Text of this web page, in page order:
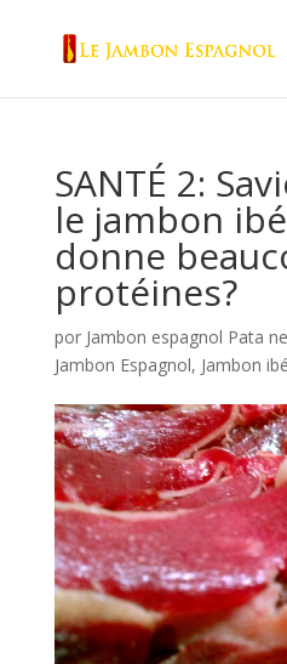
SANTÉ 2:
le jambon
donne
protéines?
por Jambon espagnol Pata
Jambon Espagnol, Jambon